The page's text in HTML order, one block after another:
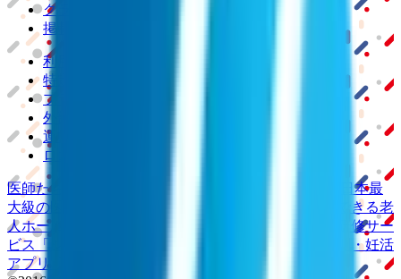
クラウド歯科業務
掲載情報の修正・削除はこちら
利用規約
特定商取引法に基づく表記
プライバシーポリシー
外部送信ポリシー
運営会社
ロゴ利用ガイドライン
医師たちがつくる
日本最
大級の
納得できる老
人ホーム紹介サービス
動画研修サー
ビス
「ジョブメドレー
生理予測・妊活
アプリ